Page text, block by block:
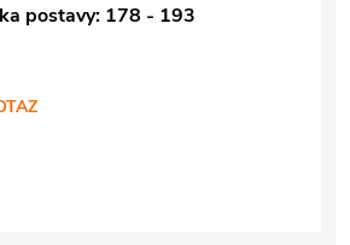
postavy: 178 - 193